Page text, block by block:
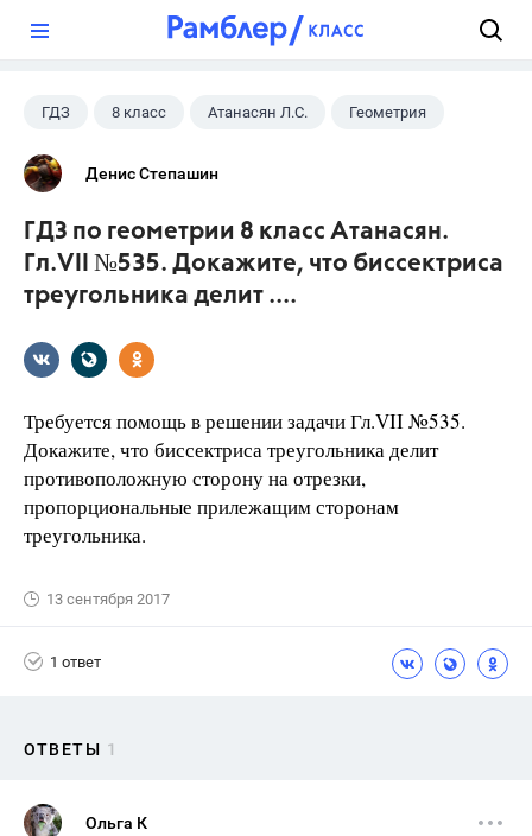
ГДЗ 8 класс Атанасян Л.С. Геометрия
Денис Степашин
ГДЗ по геометрии 8 класс Атанасян.
Гл.VII №535. Докажите, что биссектриса
треугольника делит ....
Требуется помощь в решении задачи Гл.VII №535.
Докажите, что биссектриса треугольника делит
противоположную сторону на отрезки,
пропорциональные прилежащим сторонам
треугольника.
13 сентября 2017
1 ответ
ОТВЕТЫ 1
Ольга К